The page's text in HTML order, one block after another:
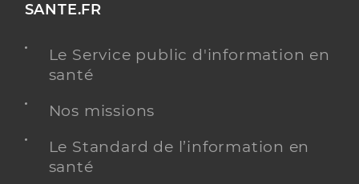
SANTE.FR
Le Service public d'information en
santé
Nos missions
Le Standard de l’information en
santé